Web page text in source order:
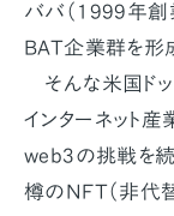
ババ（1999年創
BAT企業群を形
そんな米国ドッ
インターネット
web3の挑戦を続
樽のNFT（非代